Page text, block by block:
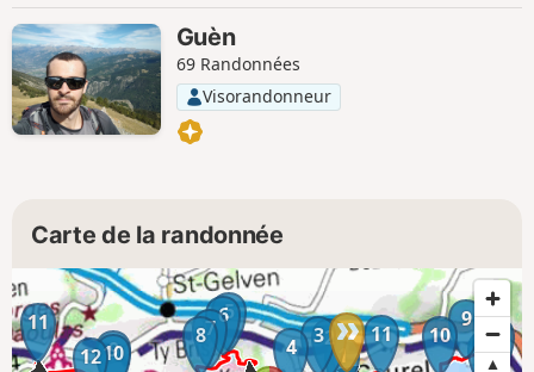
Guèn
69 Randonnées
Visorandonneur
Carte de la randonnée
67
8
9
10
11
1
2
3
4
5
6
7
8
9
10
11
12